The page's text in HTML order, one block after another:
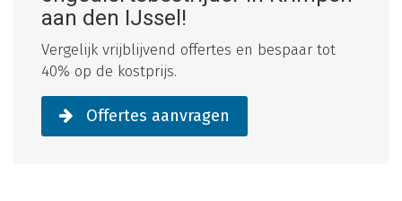
aan den IJssel!
Vergelijk vrijblijvend offertes en bespaar tot
40% op de kostprijs.
Offertes aanvragen